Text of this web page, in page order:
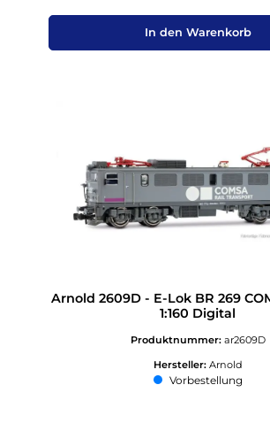
In den Warenkorb
Arnold 2609D - E-Lok BR 269
1:160 Digital
Produktnummer: ar2609D
Hersteller: Arnold
Vorbestellung